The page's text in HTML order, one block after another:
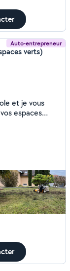
Auto-entrepreneur
verts)
et je vous
espaces
plantes. J'ai